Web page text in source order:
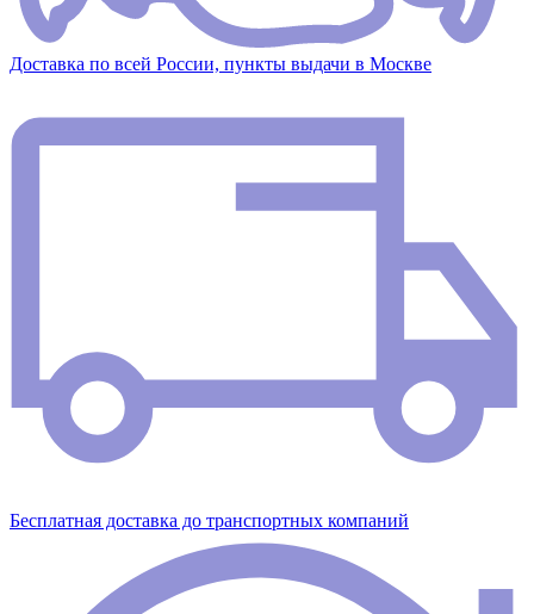
Доставка по всей России, пункты выдачи в Москве
Бесплатная доставка до транспортных компаний